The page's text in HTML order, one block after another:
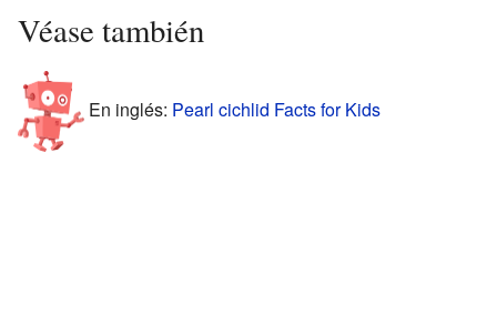
Véase también
En inglés: Pearl cichlid Facts for Kids